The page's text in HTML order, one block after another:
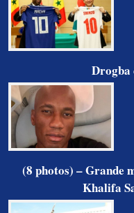
Drogba
(8 photos) – Grande
Khalifa